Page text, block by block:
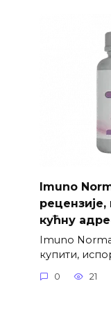
Imuno
кућну
Imuno Normal
купити,
0 21